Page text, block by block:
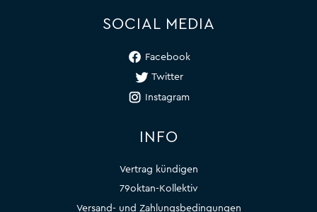
SOCIAL MEDIA
Facebook
Twitter
Instagram
INFO
Vertrag kündigen
79oktan-Kollektiv
Versand- und Zahlungsbedingungen